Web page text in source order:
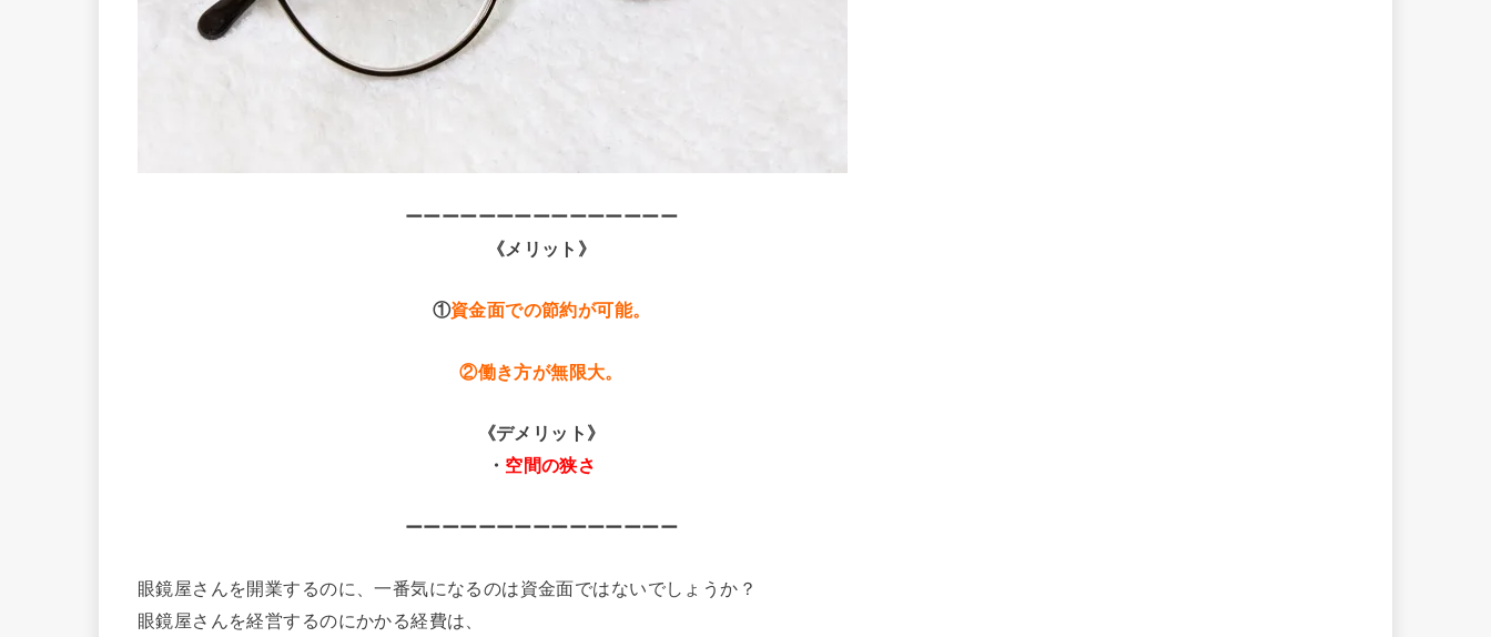
ーーーーーーーーーーーーーーー
《メリット》
①資金面での節約が可能。
②働き方が無限大。
《デメリット》
・ 空間の狭さ
ーーーーーーーーーーーーーーー
眼鏡屋さんを開業するのに、一番気になるのは資金面ではないでしょうか？
眼鏡屋さんを経営するのにかかる経費は、